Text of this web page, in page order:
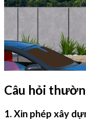
Câu hỏi
1. Xin phép xây